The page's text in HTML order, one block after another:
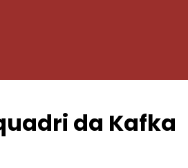
da Kafka